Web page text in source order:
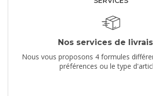
Nos services de
Nous vous proposons 4 formules
préférences ou le type